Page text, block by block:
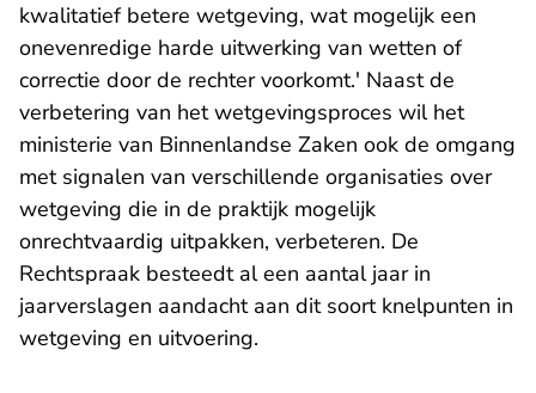
kwalitatief betere wetgeving, wat mogelijk een
onevenredige harde uitwerking van wetten of
correctie door de rechter voorkomt.' Naast de
verbetering van het wetgevingsproces wil het
ministerie van Binnenlandse Zaken ook de omgang
met signalen van verschillende organisaties over
wetgeving die in de praktijk mogelijk
onrechtvaardig uitpakken, verbeteren. De
Rechtspraak besteedt al een aantal jaar in
jaarverslagen aandacht aan dit soort knelpunten in
wetgeving en uitvoering.